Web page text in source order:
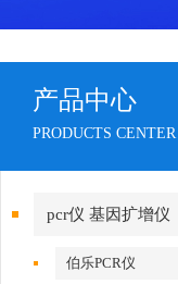
产品中心
PRODUCTS CENTER
pcr仪 基因扩增仪
伯乐PCR仪